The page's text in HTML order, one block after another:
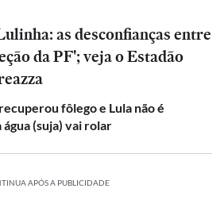
as desconfianças entre
da PF'; veja o Estadão
fôlego e Lula não é
(suja) vai rolar
APÓS A PUBLICIDADE